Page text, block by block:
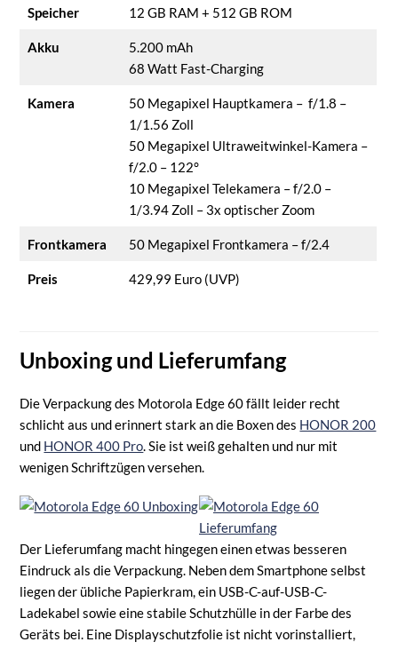
Speicher
12 GB RAM + 512 GB ROM
Akku
5.200 mAh
68 Watt Fast-Charging
Kamera
50 Megapixel Hauptkamera – f/1.8 –
1/1.56 Zoll
50 Megapixel Ultraweitwinkel-Kamera –
f/2.0 – 122°
10 Megapixel Telekamera – f/2.0 –
1/3.94 Zoll – 3x optischer Zoom
Frontkamera 50 Megapixel Frontkamera – f/2.4
Preis 429,99 Euro (UVP)
Unboxing und Lieferumfang
Die Verpackung des Motorola Edge 60 fällt leider recht
schlicht aus und erinnert stark an die Boxen des HONOR 200
und HONOR 400 Pro. Sie ist weiß gehalten und nur mit
wenigen Schriftzügen versehen.
Der Lieferumfang macht hingegen einen etwas besseren
Eindruck als die Verpackung. Neben dem Smartphone selbst
liegen der übliche Papierkram, ein USB-C-auf-USB-C-
Ladekabel sowie eine stabile Schutzhülle in der Farbe des
Geräts bei. Eine Displayschutzfolie ist nicht vorinstalliert,